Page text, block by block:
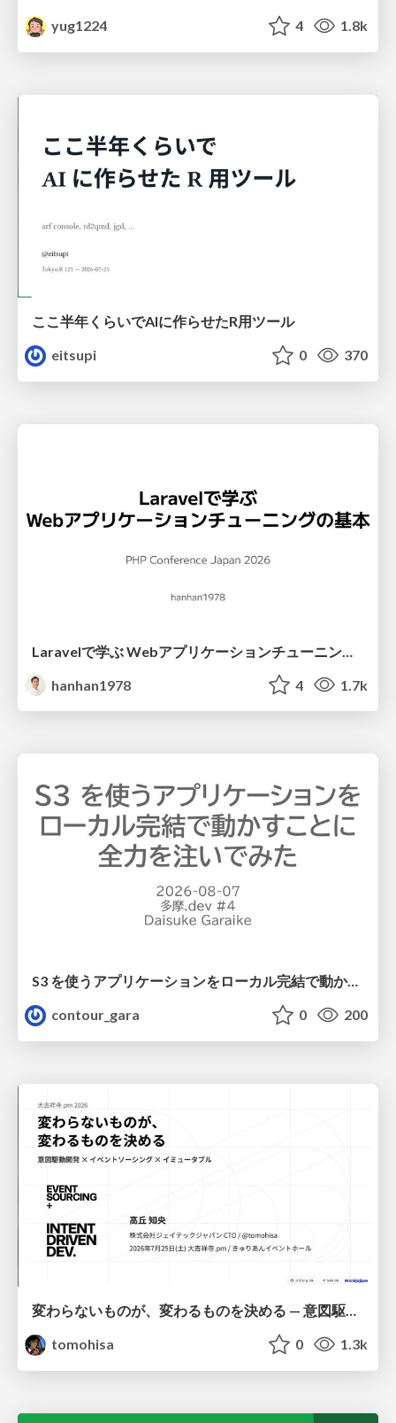
yug1224
4 1.8k
ここ半年くらいでAIに作らせたR用ツール
eitsupi
0 370
hanhan1978
4 1.7k
S3 を使うアプリケーションをローカル完結で動かすことに全力を注いでみた / Running S3 Apps Offline
contour_gara
0 200
変わらないものが、変わるものを決める — 意図駆動開発 × イベントソーシング × イミュータブル | What Doesn't Change Decides What Can — IDD × Event Sourcing × Immutability
tomohisa
0 1.3k